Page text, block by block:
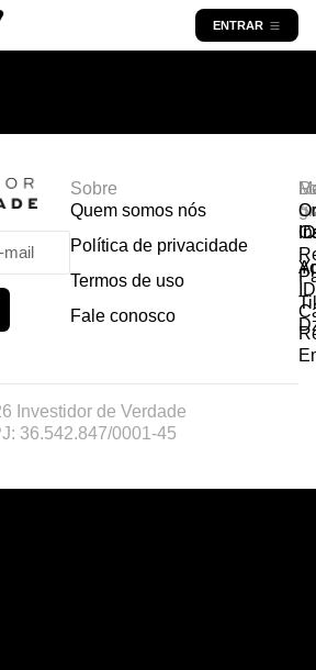
ENTRAR
Sobre
Quem somos nós
Política de privacidade
Termos de uso
Fale conosco
Investidor de Verdade
36.542.847/0001-45